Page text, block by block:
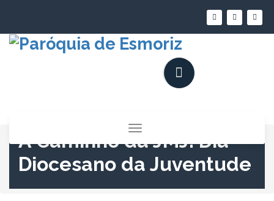
conteúdo
Alternar
a
A Caminho da JMJ: Dia
Diocesano da Juventude